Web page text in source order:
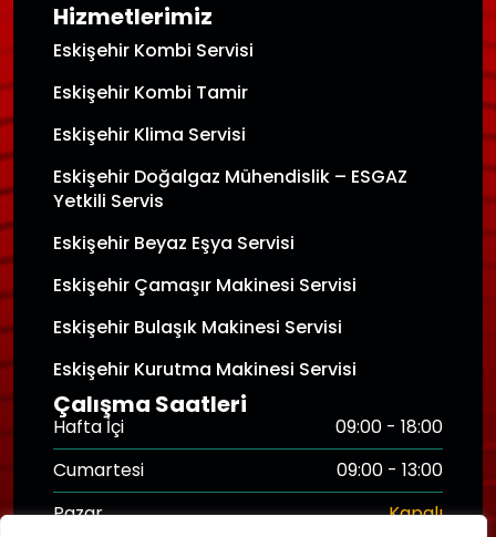
Hizmetlerimiz
Eskişehir Kombi Servisi
Eskişehir Kombi Tamir
Eskişehir Klima Servisi
Eskişehir Doğalgaz Mühendislik – ESGAZ
Yetkili Servis
Eskişehir Beyaz Eşya Servisi
Eskişehir Çamaşır Makinesi Servisi
Eskişehir Bulaşık Makinesi Servisi
Eskişehir Kurutma Makinesi Servisi
Çalışma Saatleri
Hafta İçi
09:00 - 18:00
Cumartesi
09:00 - 13:00
Pazar
Kapalı